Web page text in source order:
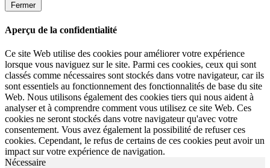
Fermer
Aperçu de la confidentialité
Ce site Web utilise des cookies pour améliorer votre expérience
lorsque vous naviguez sur le site. Parmi ces cookies, ceux qui sont
classés comme nécessaires sont stockés dans votre navigateur, car ils
sont essentiels au fonctionnement des fonctionnalités de base du site
Web. Nous utilisons également des cookies tiers qui nous aident à
analyser et à comprendre comment vous utilisez ce site Web. Ces
cookies ne seront stockés dans votre navigateur qu'avec votre
consentement. Vous avez également la possibilité de refuser ces
cookies. Cependant, le refus de certains de ces cookies peut avoir un
impact sur votre expérience de navigation.
Nécessaire